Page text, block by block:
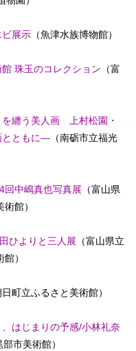
展示 （魚津水族博物館）
珠玉のコレクション （富
纏う美人画 上村松園・
とともに― （南砺市立福光
中嶋真也写真展 （富山県
館）
ひよりと三人展 （富山県立
）
日町立ふるさと美術館）
はじまりの予感/小林礼奈
部市美術館）